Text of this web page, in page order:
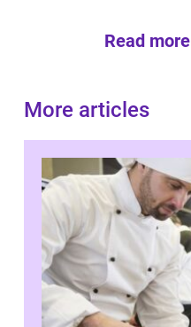
Read
More articles